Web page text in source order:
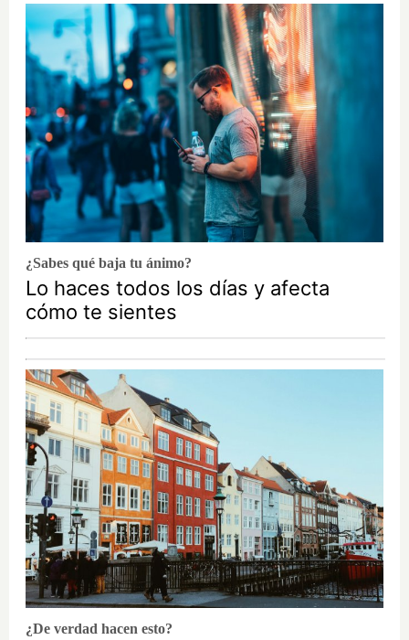
¿Sabes qué baja tu ánimo?
Lo haces todos los días y afecta
cómo te sientes
¿De verdad hacen esto?